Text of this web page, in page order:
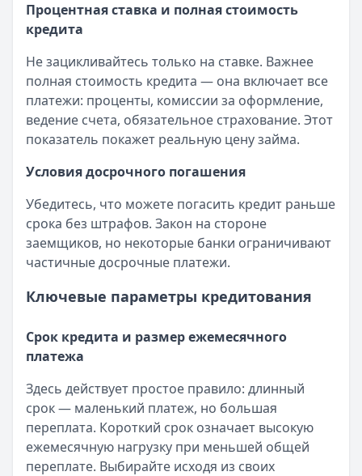
Процентная ставка и полная стоимость
кредита
Не зацикливайтесь только на ставке. Важнее
полная стоимость кредита — она включает все
платежи: проценты, комиссии за оформление,
ведение счета, обязательное страхование. Этот
показатель покажет реальную цену займа.
Условия досрочного погашения
Убедитесь, что можете погасить кредит раньше
срока без штрафов. Закон на стороне
заемщиков, но некоторые банки ограничивают
частичные досрочные платежи.
Ключевые параметры кредитования
Срок кредита и размер ежемесячного
платежа
Здесь действует простое правило: длинный
срок — маленький платеж, но большая
переплата. Короткий срок означает высокую
ежемесячную нагрузку при меньшей общей
переплате. Выбирайте исходя из своих